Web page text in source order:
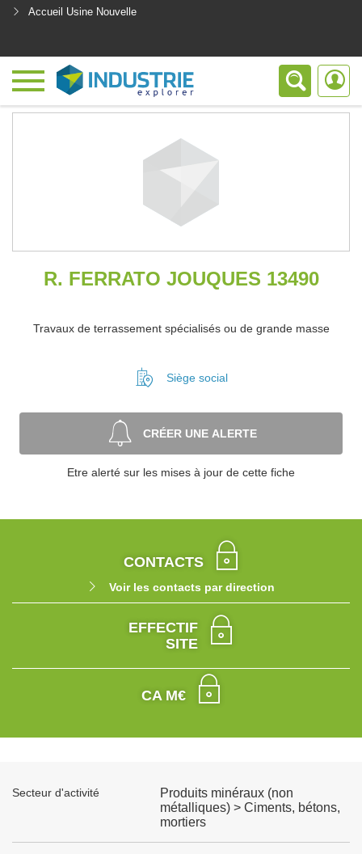
Accueil Usine Nouvelle
R. FERRATO JOUQUES 13490
Travaux de terrassement spécialisés ou de grande masse
Siège social
CRÉER UNE ALERTE
Etre alerté sur les mises à jour de cette fiche
CONTACTS
Voir les contacts par direction
EFFECTIF
SITE
CA M€
Secteur d'activité
Produits minéraux (non
métalliques) > Ciments, bétons,
mortiers